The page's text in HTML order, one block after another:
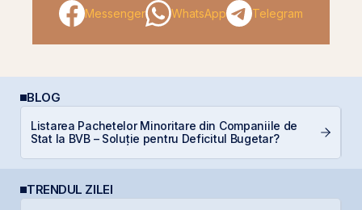
Messenger WhatsApp Telegram
BLOG
Listarea Pachetelor Minoritare din Companiile de
Stat la BVB – Soluție pentru Deficitul Bugetar?
TRENDUL ZILEI